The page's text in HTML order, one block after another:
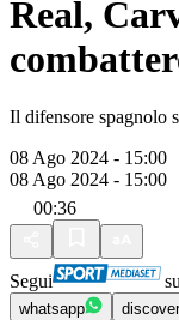
Real,
Il difensore spagnolo
08 Ago 2024 - 15:00
08 Ago 2024 - 15:00
00:36
Segui su
whatsapp discover